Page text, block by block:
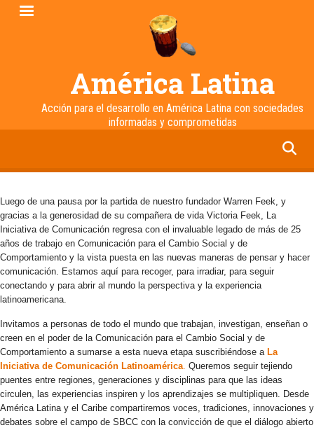
Pasar
América Latina
Acción para el desarrollo en América Latina con sociedades
informadas y comprometidas
Luego de una pausa por la partida de nuestro fundador Warren Feek, y
gracias a la generosidad de su compañera de vida Victoria Feek, La
Iniciativa de Comunicación regresa con el invaluable legado de más de 25
años de trabajo en Comunicación para el Cambio Social y de
Comportamiento y la vista puesta en las nuevas maneras de pensar y hacer
comunicación. Estamos aquí para recoger, para irradiar, para seguir
conectando y para abrir al mundo la perspectiva y la experiencia
latinoamericana.
Invitamos a personas de todo el mundo que trabajan, investigan, enseñan o
creen en el poder de la Comunicación para el Cambio Social y de
Comportamiento a sumarse a esta nueva etapa suscribiéndose a La
Iniciativa de Comunicación Latinoamérica. Queremos seguir tejiendo
puentes entre regiones, generaciones y disciplinas para que las ideas
circulen, las experiencias inspiren y los aprendizajes se multipliquen. Desde
América Latina y el Caribe compartiremos voces, tradiciones, innovaciones y
debates sobre el campo de SBCC con la convicción de que el diálogo abierto